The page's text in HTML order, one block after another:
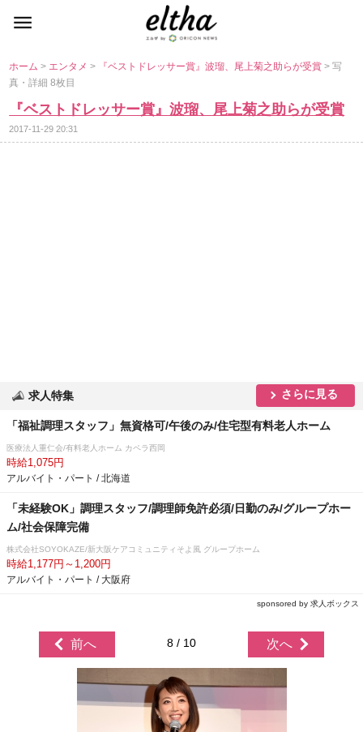
ホーム> エンタメ> 『ベストドレッサー賞』波瑠、尾上菊之助らが受賞> 写
真・詳細 8枚目
『ベストドレッサー賞』波瑠、尾上菊之助らが受賞
2017-11-29 20:31
求人特集 さらに見る
「福祉調理スタッフ」無資格可/午後のみ/住宅型有料老人ホーム
医療法人重仁会/有料老人ホーム カペラ西岡
時給1,075円
アルバイト・パート / 北海道
「未経験OK」調理スタッフ/調理師免許必須/日勤のみ/グループホー
ム/社会保障完備
株式会社SOYOKAZE/新大阪ケアコミュニティそよ風 グループホーム
時給1,177円～1,200円
アルバイト・パート / 大阪府
sponsored by 求人ボックス
前へ 8 / 10 次へ